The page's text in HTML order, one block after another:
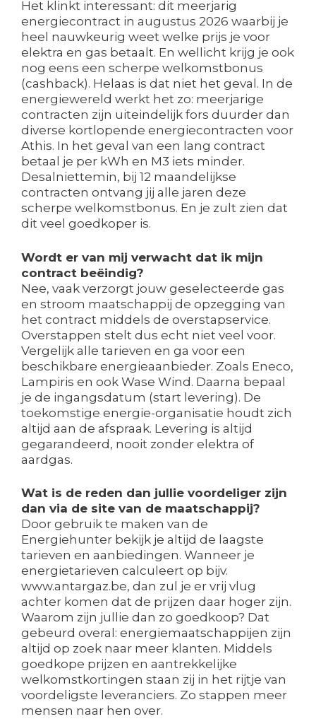
Het klinkt interessant: dit meerjarig
energiecontract in augustus 2026 waarbij je
heel nauwkeurig weet welke prijs je voor
elektra en gas betaalt. En wellicht krijg je ook
nog eens een scherpe welkomstbonus
(cashback). Helaas is dat niet het geval. In de
energiewereld werkt het zo: meerjarige
contracten zijn uiteindelijk fors duurder dan
diverse kortlopende energiecontracten voor
Athis. In het geval van een lang contract
betaal je per kWh en M3 iets minder.
Desalniettemin, bij 12 maandelijkse
contracten ontvang jij alle jaren deze
scherpe welkomstbonus. En je zult zien dat
dit veel goedkoper is.
Wordt er van mij verwacht dat ik mijn
contract beëindig?
Nee, vaak verzorgt jouw geselecteerde gas
en stroom maatschappij de opzegging van
het contract middels de overstapservice.
Overstappen stelt dus echt niet veel voor.
Vergelijk alle tarieven en ga voor een
beschikbare energieaanbieder. Zoals Eneco,
Lampiris en ook Wase Wind. Daarna bepaal
je de ingangsdatum (start levering). De
toekomstige energie-organisatie houdt zich
altijd aan de afspraak. Levering is altijd
gegarandeerd, nooit zonder elektra of
aardgas.
Wat is de reden dan jullie voordeliger zijn
dan via de site van de maatschappij?
Door gebruik te maken van de
Energiehunter bekijk je altijd de laagste
tarieven en aanbiedingen. Wanneer je
energietarieven calculeert op bijv.
www.antargaz.be, dan zul je er vrij vlug
achter komen dat de prijzen daar hoger zijn.
Waarom zijn jullie dan zo goedkoop? Dat
gebeurd overal: energiemaatschappijen zijn
altijd op zoek naar meer klanten. Middels
goedkope prijzen en aantrekkelijke
welkomstkortingen staan zij in het rijtje van
voordeligste leveranciers. Zo stappen meer
mensen naar hen over.